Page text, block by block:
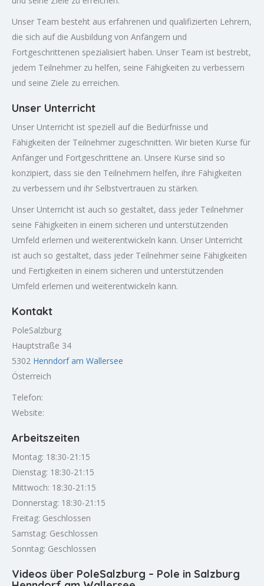
Unser Team besteht aus erfahrenen und qualifizierten Lehrern,
die sich auf die Ausbildung von Anfängern und
Fortgeschrittenen spezialisiert haben. Unser Team ist bestrebt,
jedem Teilnehmer zu helfen, seine Fähigkeiten zu verbessern
und seine Ziele zu erreichen.
Unser Unterricht
Unser Unterricht ist speziell auf die Bedürfnisse und
Fähigkeiten der Teilnehmer zugeschnitten. Wir bieten Kurse für
Anfänger und Fortgeschrittene an. Unsere Kurse sind so
konzipiert, dass sie den Teilnehmern helfen, ihre Fähigkeiten
zu verbessern und ihr Selbstvertrauen zu stärken.
Unser Unterricht ist auch so gestaltet, dass jeder Teilnehmer
seine Fähigkeiten in einem sicheren und unterstützenden
Umfeld erlernen und weiterentwickeln kann. Unser Unterricht
ist auch so gestaltet, dass jeder Teilnehmer seine Fähigkeiten
und Fertigkeiten in einem sicheren und unterstützenden
Umfeld erlernen und weiterentwickeln kann.
Kontakt
PoleSalzburg
Hauptstraße 34
5302 Henndorf am Wallersee
Österreich
Telefon:
Website:
Arbeitszeiten
Montag: 18:30-21:15
Dienstag: 18:30-21:15
Mittwoch: 18:30-21:15
Donnerstag: 18:30-21:15
Freitag: Geschlossen
Samstag: Geschlossen
Sonntag: Geschlossen
Videos über PoleSalzburg – Pole in Salzburg